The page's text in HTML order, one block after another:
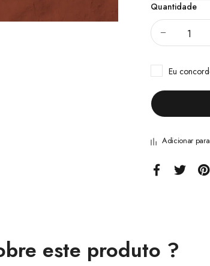
Quantidade
Eu
Adicionar
este produto ?